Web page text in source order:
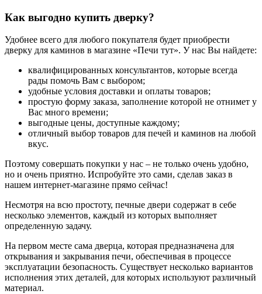
Как выгодно купить дверку?
Удобнее всего для любого покупателя будет приобрести
дверку для каминов в магазине «Печи тут». У нас Вы найдете:
квалифицированных консультантов, которые всегда
рады помочь Вам с выбором;
удобные условия доставки и оплаты товаров;
простую форму заказа, заполнение которой не отнимет у
Вас много времени;
выгодные цены, доступные каждому;
отличный выбор товаров для печей и каминов на любой
вкус.
Поэтому совершать покупки у нас – не только очень удобно,
но и очень приятно. Испробуйте это сами, сделав заказ в
нашем интернет-магазине прямо сейчас!
Несмотря на всю простоту, печные двери содержат в себе
несколько элементов, каждый из которых выполняет
определенную задачу.
На первом месте сама дверца, которая предназначена для
открывания и закрывания печи, обеспечивая в процессе
эксплуатации безопасность. Существует несколько вариантов
исполнения этих деталей, для которых используют различный
материал.